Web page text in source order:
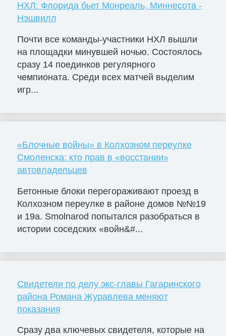
НХЛ: Флорида бьет Монреаль, Миннесота -
Нэшвилл
Почти все команды-участники НХЛ вышли
на площадки минувшей ночью. Состоялось
сразу 14 поединков регулярного
чемпионата. Среди всех матчей выделим
игр...
«Блочные войны» в Колхозном переулке
Смоленска: кто прав в «восстании»
автовладельцев
Бетонные блоки перегораживают проезд в
Колхозном переулке в районе домов №№19
и 19а. Smolnarod попытался разобраться в
истории соседских «войн&#...
Свидетели по делу экс-главы Гагаринского
района Романа Журавлева меняют
показания
Сразу два ключевых свидетеля, которые на